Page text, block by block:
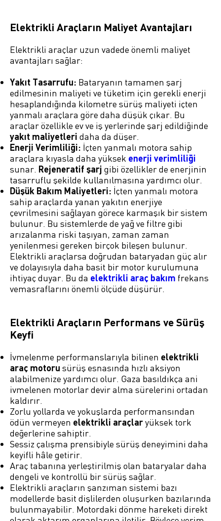
Elektrikli Araçların Maliyet Avantajları
Elektrikli araçlar uzun vadede önemli maliyet
avantajları sağlar:
Yakıt Tasarrufu: Bataryanın tamamen şarj
edilmesinin maliyeti ve tüketim için gerekli enerji
hesaplandığında kilometre sürüş maliyeti içten
yanmalı araçlara göre daha düşük çıkar. Bu
araçlar özellikle ev ve iş yerlerinde şarj edildiğinde
yakıt maliyetleri daha da düşer.
Enerji Verimliliği: İçten yanmalı motora sahip
araçlara kıyasla daha yüksek enerji verimliliği
sunar. Rejeneratif şarj gibi özellikler de enerjinin
tasarruflu şekilde kullanılmasına yardımcı olur.
Düşük Bakım Maliyetleri: İçten yanmalı motora
sahip araçlarda yanan yakıtın enerjiye
çevrilmesini sağlayan görece karmaşık bir sistem
bulunur. Bu sistemlerde de yağ ve filtre gibi
arızalanma riski taşıyan, zaman zaman
yenilenmesi gereken birçok bileşen bulunur.
Elektrikli araçlarsa doğrudan bataryadan güç alır
ve dolayısıyla daha basit bir motor kurulumuna
ihtiyaç duyar. Bu da elektrikli araç bakım frekans
vemasraflarını önemli ölçüde düşürür.
Elektrikli Araçların Performans ve Sürüş
Keyfi
İvmelenme performanslarıyla bilinen elektrikli
araç motoru sürüş esnasında hızlı aksiyon
alabilmenize yardımcı olur. Gaza basıldıkça ani
ivmelenen motorlar devir alma sürelerini ortadan
kaldırır.
Zorlu yollarda ve yokuşlarda performansından
ödün vermeyen elektrikli araçlaryüksek tork
değerlerine sahiptir.
Sessiz çalışma prensibiyle sürüş deneyimini daha
keyifli hâle getirir.
Araç tabanına yerleştirilmiş olan bataryalar daha
dengeli ve kontrollü bir sürüş sağlar.
Elektrikli araçların şanzıman sistemi bazı
modellerde basit dişlilerden oluşurken bazılarında
bulunmayabilir. Motordaki dönme hareketi direkt